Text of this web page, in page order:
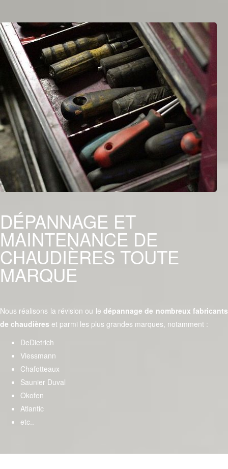
DÉPANNAGE ET
MAINTENANCE DE
CHAUDIÈRES TOUTE
MARQUE
Nous réalisons la révision ou le dépannage de nombreux fabricants
de chaudières et parmi les plus grandes marques, notamment :
DeDietrich
Viessmann
Chafotteaux
Saunier Duval
Okofen
Atlantic
etc..